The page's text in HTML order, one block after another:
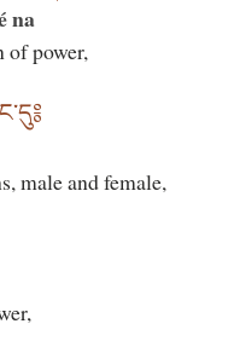
na
of power,
male and female,